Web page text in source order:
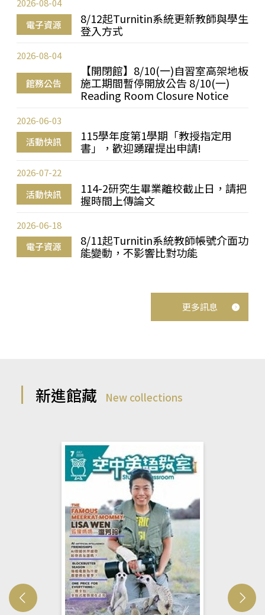
電子資源
8/12起Turnitin系統更新教師與學生
登入方式
2026-08-04
館務公告
【開閉館】8/10(一)自習室高架地板
施工期間暫停開放公告 8/10(一)
Reading Room Closure Notice
2026-08-04
活動快訊
115學年度第1學期「教授指定用
書」，歡迎踴躍提出申請!
2026-06-03
活動快訊
114-2研究生畢業離校截止日，請把
握時間上傳論文
2026-07-22
電子資源
8/11起Turnitin系統教師帳號介面功
能變動，不影響比對功能
2026-06-18
更多訊息
新進館藏 New collections